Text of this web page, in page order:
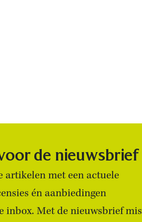
de nieuwsbrief
artikelen met een actuele
én aanbiedingen
inbox. Met de nieuwsbrief mis